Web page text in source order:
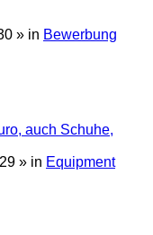
» in Bewerbung
auch Schuhe,
» in Equipment